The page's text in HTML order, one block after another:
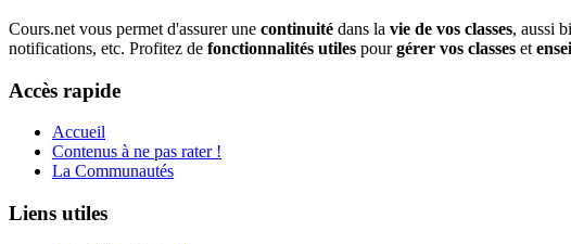
Cours.net vous permet d'assurer une continuité dans la vie de vos classes, aussi
notifications, etc. Profitez de fonctionnalités utiles pourgérer vos classes et
Accès rapide
Accueil
Contenus à ne pas rater !
La Communautés
Liens utiles